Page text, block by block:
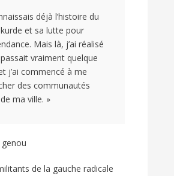
déjà l’histoire du
et sa lutte pour
Mais là, j’ai réalisé
passait vraiment quelque
j’ai commencé à me
des communautés
ma ville. »
genou
de la gauche radicale